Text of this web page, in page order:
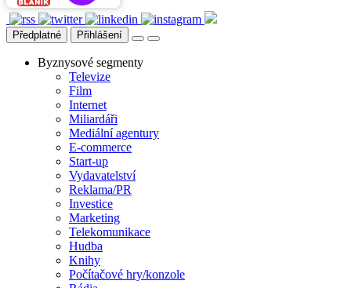
Předplatné Přihlášení
Byznysové segmenty
Televize
Film
Internet
Miliardáři
Mediální agentury
E-commerce
Start-up
Vydavatelství
Reklama/PR
Investice
Marketing
Telekomunikace
Hudba
Knihy
Počítačové hry/konzole